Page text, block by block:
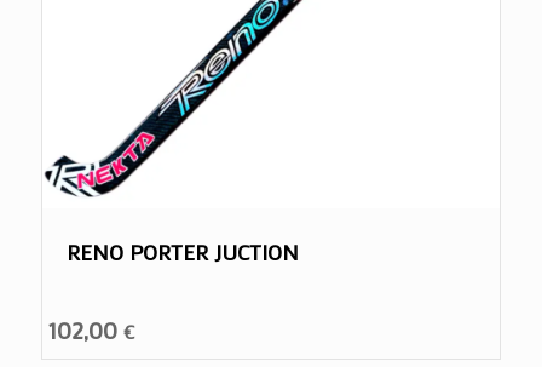
RENO PORTER JUCTION
102,00 €